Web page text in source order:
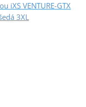
iXS VENTURE-GTX
3XL